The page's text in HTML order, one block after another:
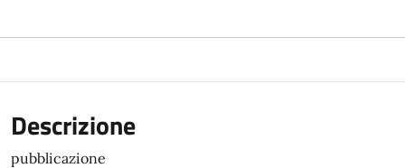
Descrizione
pubblicazione